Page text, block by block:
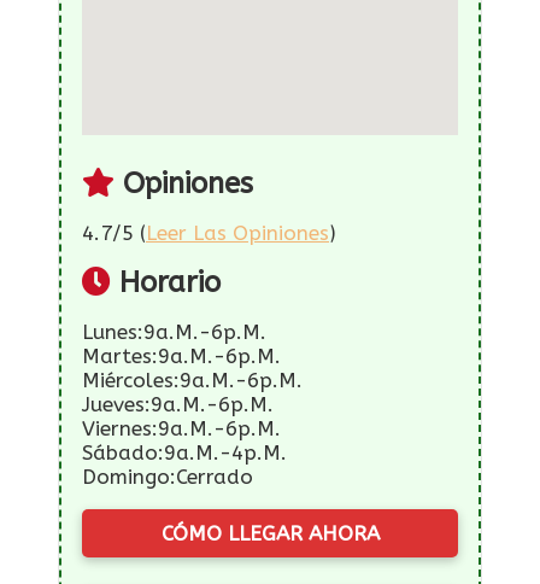
Opiniones
4.7/5 (Leer Las Opiniones)
Horario
Lunes:9a.m.-6p.m.
Martes:9a.m.-6p.m.
Miércoles:9a.m.-6p.m.
Jueves:9a.m.-6p.m.
Viernes:9a.m.-6p.m.
Sábado:9a.m.-4p.m.
Domingo:Cerrado
CÓMO LLEGAR AHORA